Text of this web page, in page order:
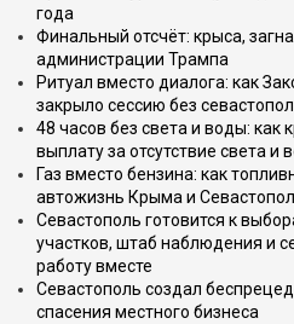
года
Финальный отсчёт: крыса,
администрации Трампа
Ритуал вместо диалога: как
закрыло сессию без
48 часов без света и воды: как
выплату за отсутствие света и
Газ вместо бензина: как
автожизнь Крыма и
Севастополь готовится к
участков, штаб наблюдения и
работу вместе
Севастополь создал
спасения местного бизнеса